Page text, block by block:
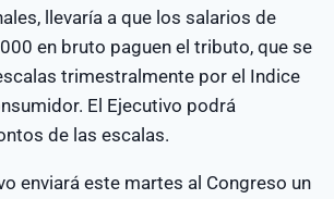
llevaría a que los salarios de
en bruto paguen el tributo, que se
trimestralmente por el Indice
El Ejecutivo podrá
de las escalas.
enviará este martes al Congreso un